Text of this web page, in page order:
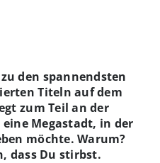
den spannendsten
Titeln auf dem
zum Teil an der
Megastadt, in der
möchte. Warum?
dass Du stirbst.